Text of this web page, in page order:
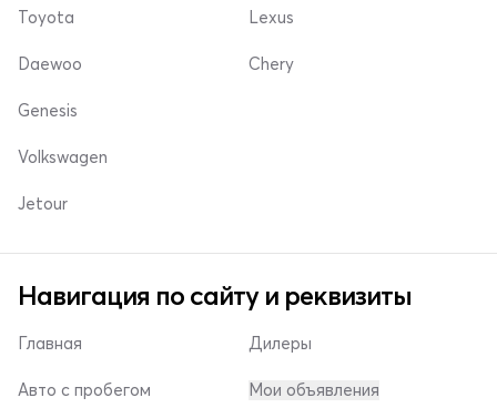
Toyota
Daewoo
Lexus
Chery
Genesis
Volkswagen
Jetour
Навигация по сайту и реквизиты
Главная
Авто с пробегом
Дилеры
Мои объявления